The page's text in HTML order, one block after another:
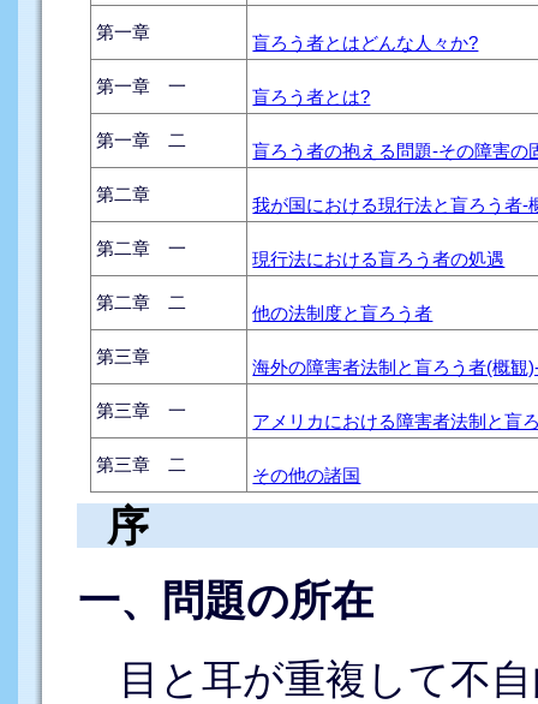
第一章
盲ろう者とはどんな人々か?
第一章 一
盲ろう者とは?
第一章 二
盲ろう者の抱える問題-その障害の
第二章
我が国における現行法と盲ろう者-
第二章 一
現行法における盲ろう者の処遇
第二章 二
他の法制度と盲ろう者
第三章
海外の障害者法制と盲ろう者(概観
第三章 一
アメリカにおける障害者法制と盲
第三章 二
その他の諸国
序
一、問題の所在
目と耳が重複して不